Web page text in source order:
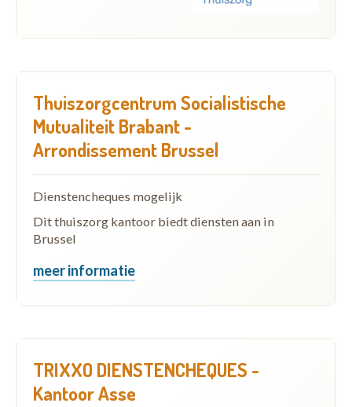
Thuiszorgcentrum Socialistische
Mutualiteit Brabant -
Arrondissement Brussel
Dienstencheques mogelijk
Dit thuiszorg kantoor biedt diensten aan in
Brussel
meer informatie
TRIXXO DIENSTENCHEQUES -
Kantoor Asse